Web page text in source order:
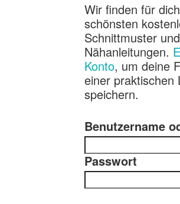
Wir finden für
schönsten
Schnittmuster und
Nähanleitungen.
Konto, um deine
einer praktischen
speichern.
Benutzername
Passwort